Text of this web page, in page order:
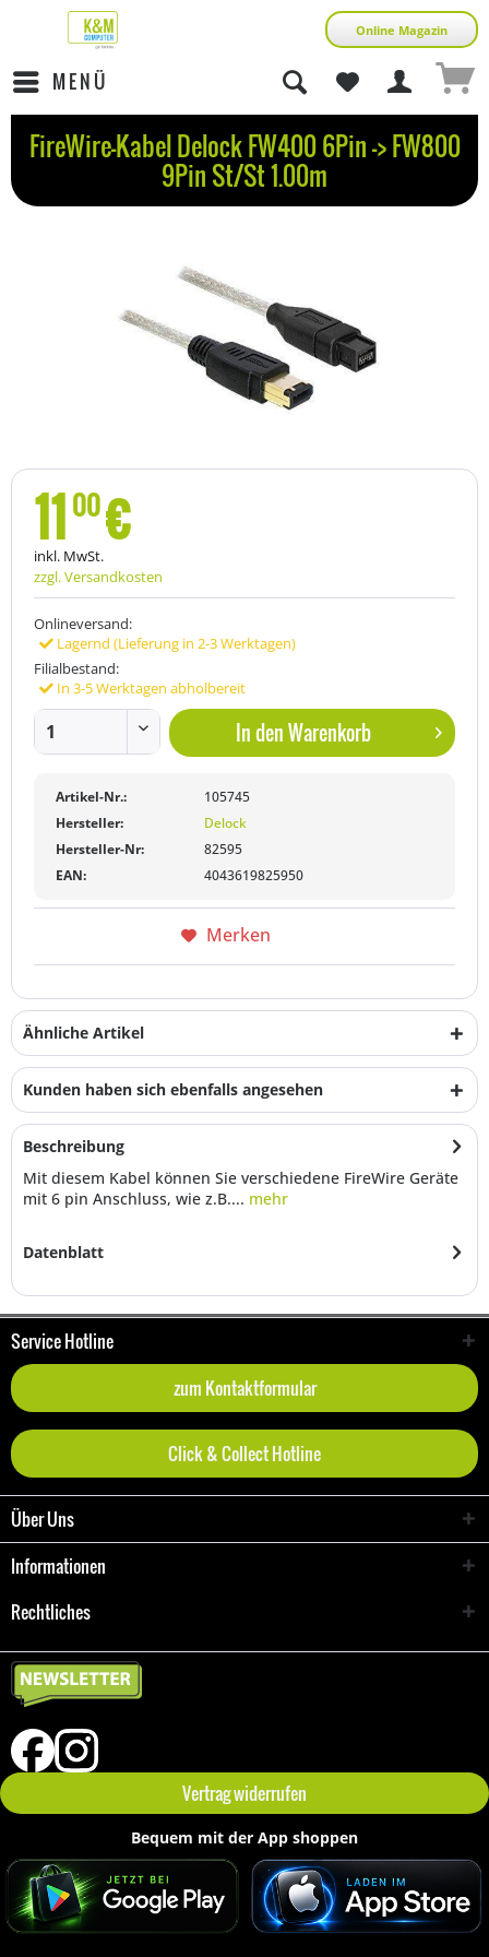
Online Magazin
MENÜ
FireWire-Kabel Delock FW400 6Pin -> FW800
9Pin St/St 1.00m
11 00€
inkl. MwSt.
zzgl. Versandkosten
Onlineversand:
Lagernd (Lieferung in 2-3 Werktagen)
Filialbestand:
In 3-5 Werktagen abholbereit
In denWarenkorb
Artikel-Nr.:
105745
Hersteller:
Delock
Hersteller-Nr:
82595
EAN:
4043619825950
Merken
Ähnliche Artikel
Kunden haben sich ebenfalls angesehen
Beschreibung
Mit diesem Kabel können Sie verschiedene FireWire Geräte
mit 6 pin Anschluss, wie z.B.... mehr
Datenblatt
Service Hotline
zum Kontaktformular
Click & Collect Hotline
Über Uns
Informationen
Rechtliches
Vertrag widerrufen
Bequem mit der App shoppen